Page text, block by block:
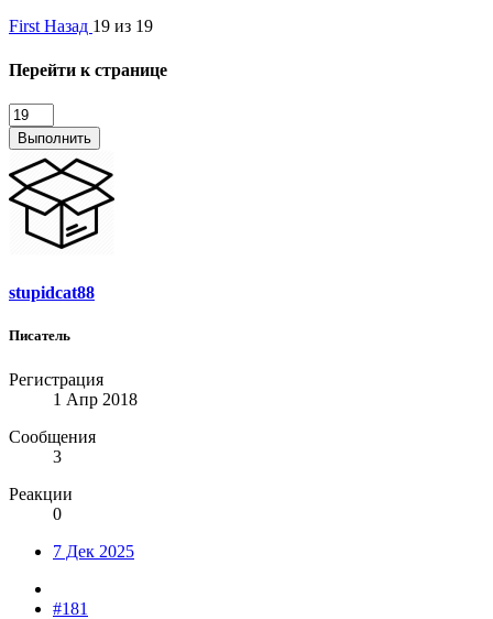
First Назад 19 из 19
Перейти к странице
Выполнить
stupidcat88
Писатель
Регистрация
1 Апр 2018
Сообщения
3
Реакции
0
7 Дек 2025
#181